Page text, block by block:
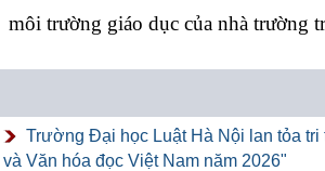
môi trường giáo dục của nhà trường
Trường Đại học Luật Hà Nội lan tỏa tri
và Văn hóa đọc Việt Nam năm 2026"